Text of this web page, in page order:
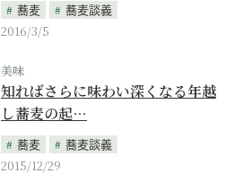
蕎麦
蕎麦談義
2016/3/5
美味
知ればさらに味わい深くなる年越
し蕎麦の起…
蕎麦
蕎麦談義
2015/12/29